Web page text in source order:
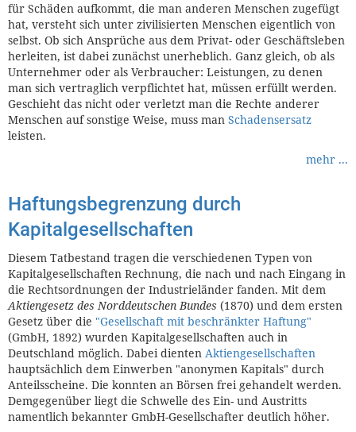
für Schäden aufkommt, die man anderen Menschen zugefügt
hat, versteht sich unter zivilisierten Menschen eigentlich von
selbst. Ob sich Ansprüche aus dem Privat- oder Geschäftsleben
herleiten, ist dabei zunächst unerheblich. Ganz gleich, ob als
Unternehmer oder als Verbraucher: Leistungen, zu denen
man sich vertraglich verpflichtet hat, müssen erfüllt werden.
Geschieht das nicht oder verletzt man die Rechte anderer
Menschen auf sonstige Weise, muss man Schadensersatz
leisten.
mehr ...
Haftungsbegrenzung durch
Kapitalgesellschaften
Diesem Tatbestand tragen die verschiedenen Typen von
Kapitalgesellschaften Rechnung, die nach und nach Eingang in
die Rechtsordnungen der Industrieländer fanden. Mit dem
Aktiengesetz des Norddeutschen Bundes (1870) und dem ersten
Gesetz über die "Gesellschaft mit beschränkter Haftung"
(GmbH, 1892) wurden Kapitalgesellschaften auch in
Deutschland möglich. Dabei dienten Aktiengesellschaften
hauptsächlich dem Einwerben "anonymen Kapitals" durch
Anteilsscheine. Die konnten an Börsen frei gehandelt werden.
Demgegenüber liegt die Schwelle des Ein- und Austritts
namentlich bekannter GmbH-Gesellschafter deutlich höher.